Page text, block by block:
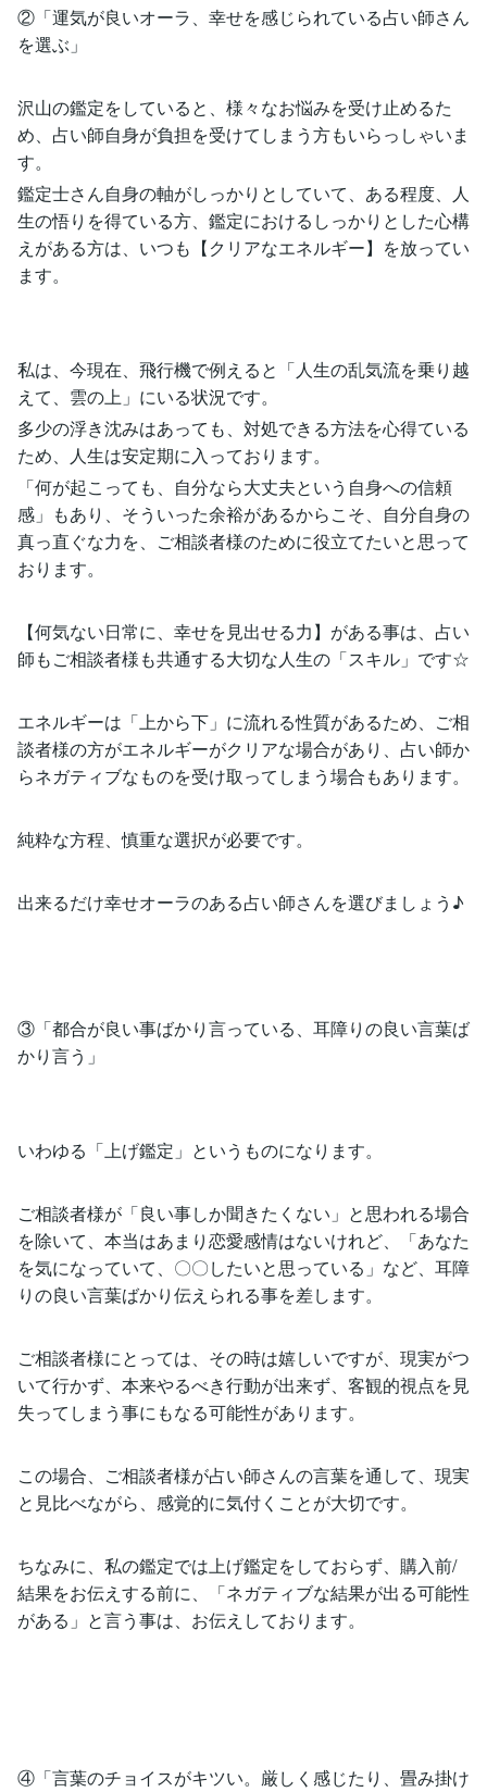
②「運気が良いオーラ、幸せを感じられている占い師さん
を選ぶ」
沢山の鑑定をしていると、様々なお悩みを受け止めるた
め、占い師自身が負担を受けてしまう方もいらっしゃいま
す。
鑑定士さん自身の軸がしっかりとしていて、ある程度、人
生の悟りを得ている方、鑑定におけるしっかりとした心構
えがある方は、いつも【クリアなエネルギー】を放ってい
ます。
私は、今現在、飛行機で例えると「人生の乱気流を乗り越
えて、雲の上」にいる状況です。
多少の浮き沈みはあっても、対処できる方法を心得ている
ため、人生は安定期に入っております。
「何が起こっても、自分なら大丈夫という自身への信頼
感」もあり、そういった余裕があるからこそ、自分自身の
真っ直ぐな力を、ご相談者様のために役立てたいと思って
おります。
【何気ない日常に、幸せを見出せる力】がある事は、占い
師もご相談者様も共通する大切な人生の「スキル」です☆
エネルギーは「上から下」に流れる性質があるため、ご相
談者様の方がエネルギーがクリアな場合があり、占い師か
らネガティブなものを受け取ってしまう場合もあります。
純粋な方程、慎重な選択が必要です。
出来るだけ幸せオーラのある占い師さんを選びましょう♪
③「都合が良い事ばかり言っている、耳障りの良い言葉ば
かり言う」
いわゆる「上げ鑑定」というものになります。
ご相談者様が「良い事しか聞きたくない」と思われる場合
を除いて、本当はあまり恋愛感情はないけれど、「あなた
を気になっていて、〇〇したいと思っている」など、耳障
りの良い言葉ばかり伝えられる事を差します。
ご相談者様にとっては、その時は嬉しいですが、現実がつ
いて行かず、本来やるべき行動が出来ず、客観的視点を見
失ってしまう事にもなる可能性があります。
この場合、ご相談者様が占い師さんの言葉を通して、現実
と見比べながら、感覚的に気付くことが大切です。
ちなみに、私の鑑定では上げ鑑定をしておらず、購入前/
結果をお伝えする前に、「ネガティブな結果が出る可能性
がある」と言う事は、お伝えしております。
④「言葉のチョイスがキツい。厳しく感じたり、畳み掛け